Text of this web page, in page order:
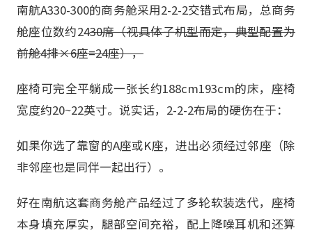
南航A330-300的商务舱采用2-2-2交错式布局，总商务
舱座位数约2430席（视具体子机型而定，典型配置为
前舱4排×6座=24座），
座椅可完全平躺成一张长约188cm193cm的床，座椅
宽度约20~22英寸。说实话，2-2-2布局的硬伤在于：
如果你选了靠窗的A座或K座，进出必须经过邻座（除
非邻座也是同伴一起出行）。
好在南航这套商务舱产品经过了多轮软装迭代，座椅
本身填充厚实，腿部空间充裕，配上降噪耳机和还算